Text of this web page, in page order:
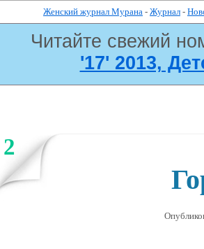
Женский журнал Мурана - Журнал -
Читайте свежий
'17' 2013,
2